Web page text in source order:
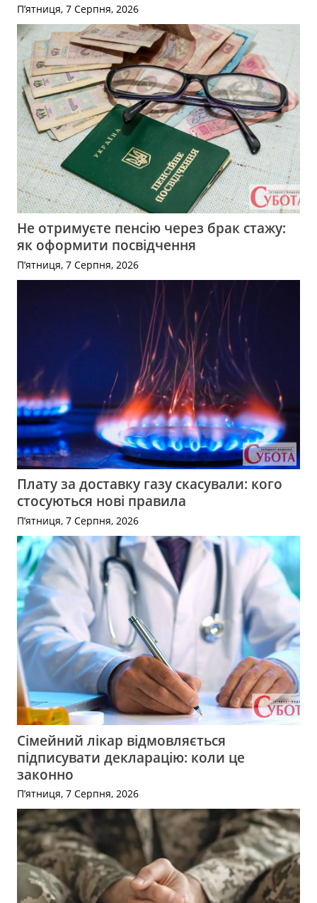
П’ятниця, 7 Серпня, 2026
Не отримуєте пенсію через брак стажу:
як оформити посвідчення
П’ятниця, 7 Серпня, 2026
Плату за доставку газу скасували: кого
стосуються нові правила
П’ятниця, 7 Серпня, 2026
Сімейний лікар відмовляється
підписувати декларацію: коли це
законно
П’ятниця, 7 Серпня, 2026